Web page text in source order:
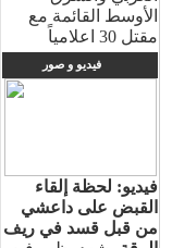
الأوسط القائمة مع
مقتل 30 اعلامياً
فيديو و صور
فيديو: لحظة إلقاء
القبض على داعشي
من قبل قسد في ريف